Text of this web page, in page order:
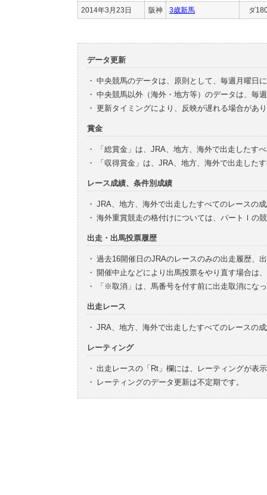
2014年3月23日 阪神 3歳新馬 ダ
データ更新
・ 中央競馬のデータは、原則として、毎週月曜日
・ 中央競馬以外（海外・地方等）のデータは、毎
・ 更新タイミングにより、反映が遅れる場合があ
賞金
・
「総賞金」は、JRA、地方、海外で出走したす
・
「収得賞金」は、JRA、地方、海外で出走した
レース成績、条件別成績
・ JRA、地方、海外で出走したすべてのレースの
・ 海外重賞競走の格付けについては、パートⅠの
出走・出馬投票履歴
・ 過去16開催日のJRAのレースのみの出走履歴、
・ 開催中止などにより出馬投票をやり直す場合は
・
「※取消」は、馬番号を付す前に出走取消にな
出走レース
・ JRA、地方、海外で出走したすべてのレースの
レーティング
・ 出走レースの「Rt」欄には、レーティングが表
・
レーティングのデータ更新は不定期です。